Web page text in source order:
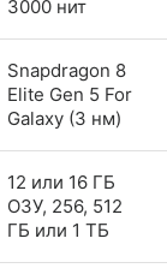
3000 нит
Snapdragon 8
Elite Gen 5 For
Galaxy (3 нм)
12 или 16 ГБ
ОЗУ, 256, 512
ГБ или 1 ТБ